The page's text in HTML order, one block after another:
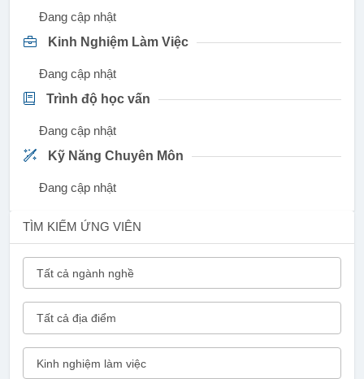
Đang cập nhật
Kinh Nghiệm Làm Việc
Đang cập nhật
Trình độ học vấn
Đang cập nhật
Kỹ Năng Chuyên Môn
Đang cập nhật
TÌM KIẾM ỨNG VIÊN